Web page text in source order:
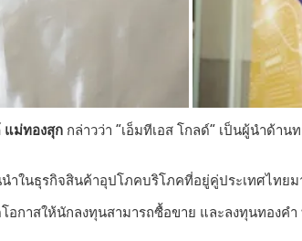
แม่ทองสุก กล่าวว่า “เอ็มทีเอส โกลด์” เป็นผู้นำด้
นธุรกิจสินค้าอุปโภคบริโภคที่อยู่คู่ประเทศไทยม
อกาสให้นักลงทุนสามารถซื้อขาย และลงทุนทอ